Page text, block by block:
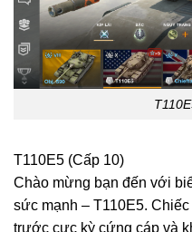
T110E5 (Cấp 10)
Chào mừng bạn đến với
sức mạnh – T110E5.
trước cực kỳ cứng cáp và